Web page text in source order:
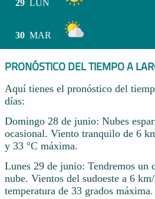
29 LUN
30 MAR
PRONÓSTICO DEL TIEMPO A
Aquí tienes el pronóstico del
días:
Domingo 28 de junio: Nubes
ocasional. Viento tranquilo de 6
y 33 °C máxima.
Lunes 29 de junio: Tendremos un
nube. Vientos del sudoeste a 6
temperatura de 33 grados máxima.